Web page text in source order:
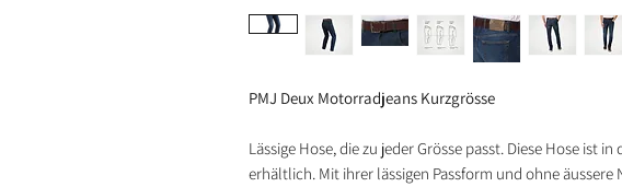
PMJ Deux Motorradjeans Kurzgrösse
Lässige Hose, die zu jeder Grösse passt. Diese Hose ist
erhältlich. Mit ihrer lässigen Passform und ohne äussere